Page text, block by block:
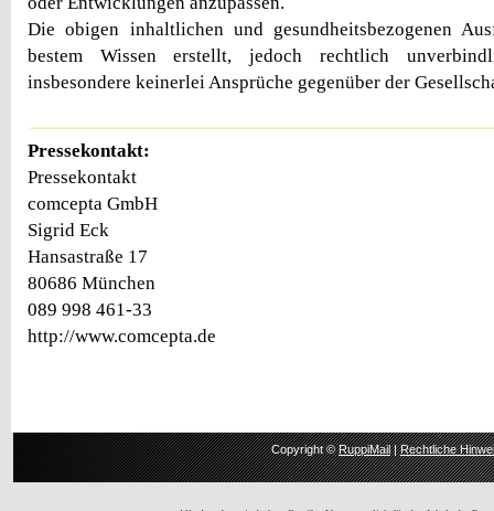
Die obigen inhaltlichen und gesundheitsbezogenen
bestem Wissen erstellt, jedoch rechtlich
insbesondere keinerlei Ansprüche gegenüber der
Pressekontakt:
Pressekontakt
comcepta GmbH
Sigrid Eck
Hansastraße 17
80686 München
089 998 461-33
http://www.comcepta.de
Copyright ©RuppiMail|Rechtliche